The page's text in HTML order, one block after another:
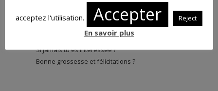
Pour les massages femmes enceintes, il y en
avait il y a quelques temps au Spa Cocooning à
Si jamais tu es intéressée ?
Bonne grossesse et félicitations ?
acceptez l'utilisation. Accepter Reject
En savoir plus